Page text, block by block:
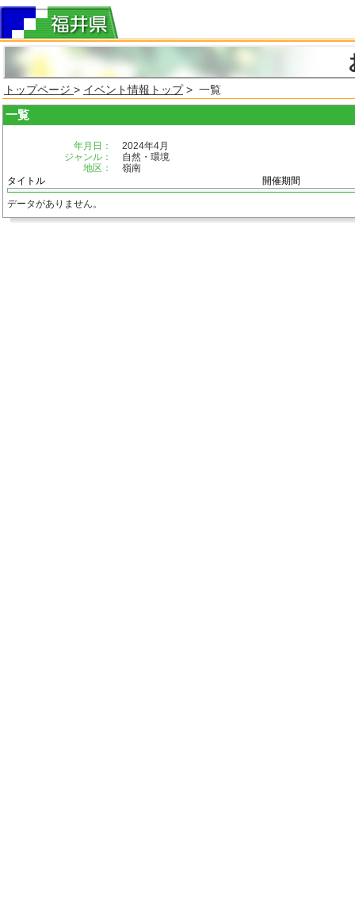
トップページ > イベント情報トップ> 一覧
一覧
年月日：
2024年4月
ジャンル：
自然・環境
地区：
嶺南
タイトル
開催期間
データがありません。